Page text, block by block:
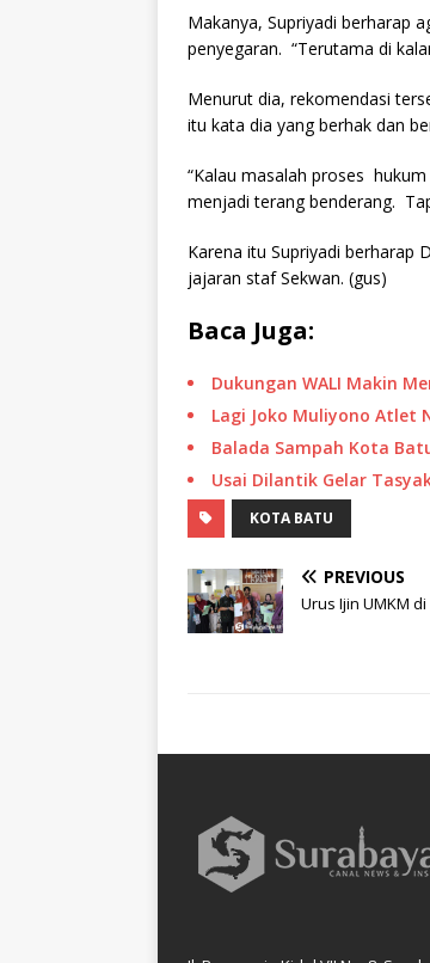
Makanya, Supriyadi berharap
penyegaran. “Terutama di
Menurut dia, rekomendasi
itu kata dia yang berhak dan
“Kalau masalah proses
menjadi terang benderang.
Karena itu Supriyadi berharap
jajaran staf Sekwan. (gus)
Baca Juga:
Dukungan WALI Makin
Lagi Joko Muliyono Atlet
Balada Sampah Kota
Usai Dilantik Gelar
KOTA BATU
PREVIOUS
Urus Ijin UMKM